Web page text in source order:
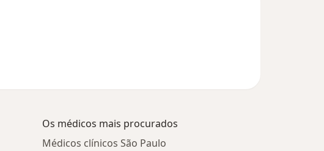
Os médicos mais procurados
Médicos clínicos São Paulo